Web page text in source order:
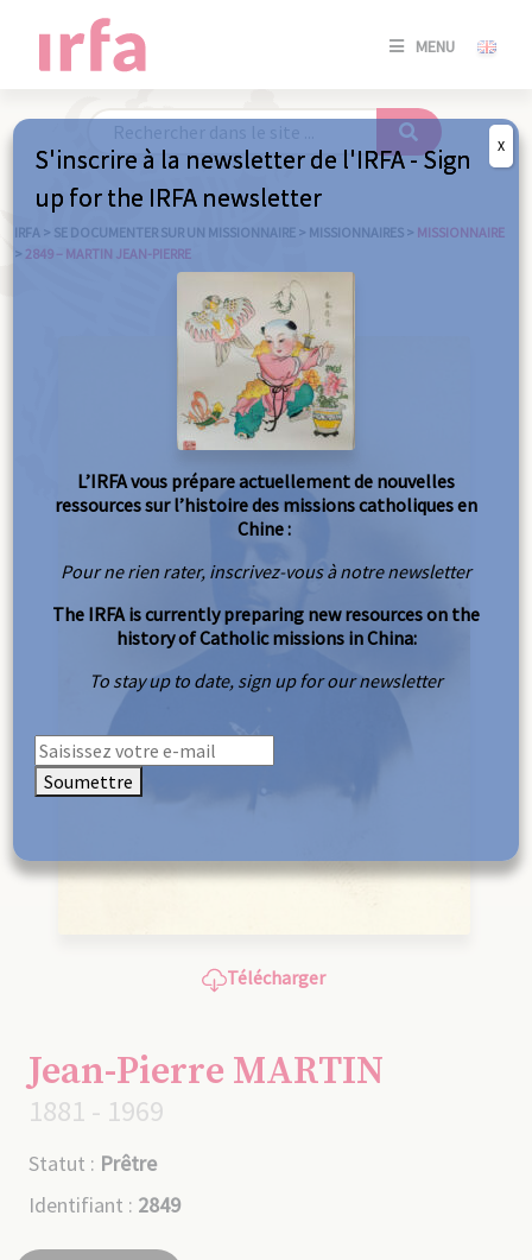
MENU
SE
/
IRFA > SE DOCUMENTER SUR UN MISSIONNAIRE > MISSIONNAIRES > MISSIONNAIRE
> 2849 – MARTIN JEAN-PIERRE
Télécharger
Jean-Pierre MARTIN
1881 - 1969
Statut : Prêtre
Identifiant : 2849
S'inscrire à la newsletter de l'IRFA - Sign
up for the IRFA newsletter
L’IRFA vous prépare actuellement de nouvelles
ressources sur l’histoire des missions catholiques en
Chine :
Pour ne rien rater, inscrivez-vous à notre newsletter
The IRFA is currently preparing new resources on the
history of Catholic missions in China:
To stay up to date, sign up for our newsletter
Soumettre
X